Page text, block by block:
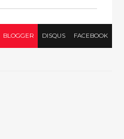
BLOGGER DISQUS FACEBOOK